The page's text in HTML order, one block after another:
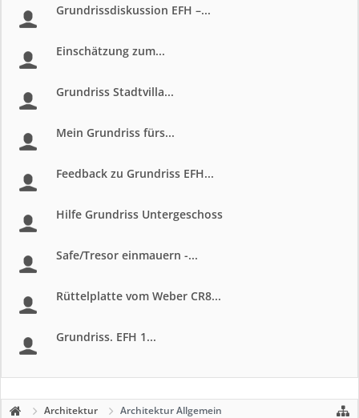
Grundrissdiskussion EFH –...
Einschätzung zum...
Grundriss Stadtvilla...
Mein Grundriss fürs...
Feedback zu Grundriss EFH...
Hilfe Grundriss Untergeschoss
Safe/Tresor einmauern -...
Rüttelplatte vom Weber CR8...
Grundriss. EFH 1...
Architektur Architektur Allgemein